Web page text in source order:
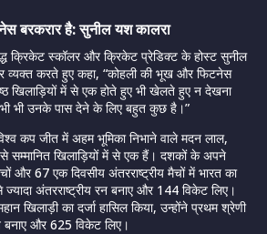
बरकरार है: सुनील यश कालरा
क्रिकेट स्कॉलर और क्रिकेट प्रेडिक्ट के होस्ट सुनील
व्यक्त करते हुए कहा, “कोहली की भूख और फिटनेस
खिलाड़ियों में से एक होते हुए भी खेलते हुए न देखना
भी उनके पास देने के लिए बहुत कुछ है।”
कप जीत में अहम भूमिका निभाने वाले मदन लाल,
सम्मानित खिलाड़ियों में से एक हैं। दशकों के अपने
और 67 एक दिवसीय अंतरराष्ट्रीय मैचों में भारत का
ज्यादा अंतरराष्ट्रीय रन बनाए और 144 विकेट लिए।
खिलाड़ी का दर्जा हासिल किया, उन्होंने प्रथम श्रेणी
और 625 विकेट लिए।